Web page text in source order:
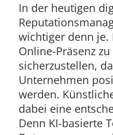
In der heutigen
wichtiger denn je.
Online-Präsenz
sicherzustellen,
Unternehmen
werden.
dabei eine
Denn KI-basierte